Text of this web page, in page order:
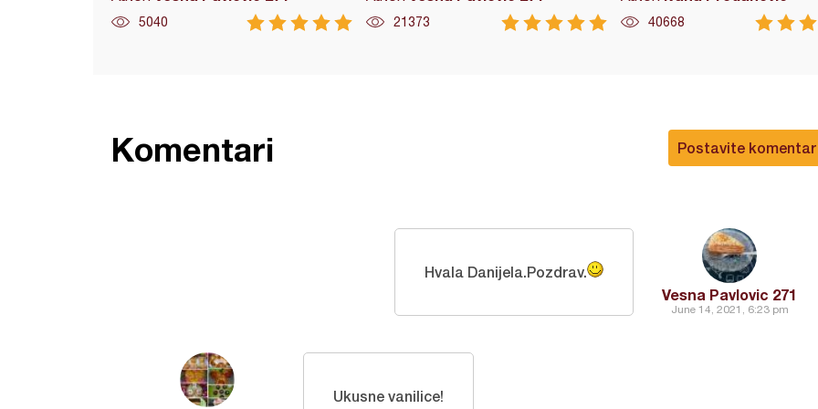
5040 21373 40668
Postavite komentar
Komentari
Vesna Pavlovic 271
June 14, 2021, 6:23 pm
Hvala Danijela.Pozdrav.
Ukusne vanilice!